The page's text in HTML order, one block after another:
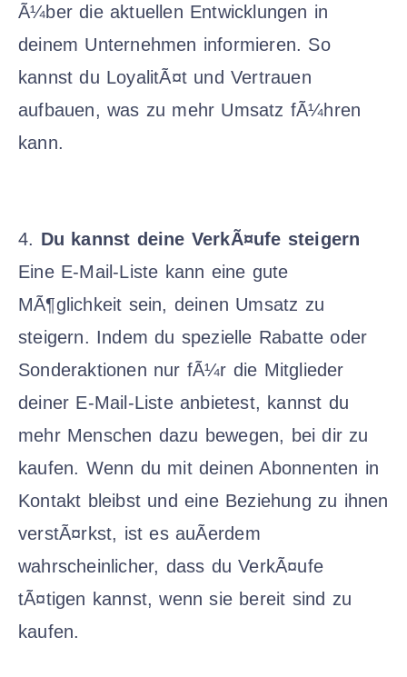
Ã¼ber die aktuellen Entwicklungen in
deinem Unternehmen informieren. So
kannst du LoyalitÃ¤t und Vertrauen
aufbauen, was zu mehr Umsatz fÃ¼hren
kann.
4. Du kannst deine VerkÃ¤ufe steigern
Eine E-Mail-Liste kann eine gute
MÃ¶glichkeit sein, deinen Umsatz zu
steigern. Indem du spezielle Rabatte oder
Sonderaktionen nur fÃ¼r die Mitglieder
deiner E-Mail-Liste anbietest, kannst du
mehr Menschen dazu bewegen, bei dir zu
kaufen. Wenn du mit deinen Abonnenten in
Kontakt bleibst und eine Beziehung zu ihnen
verstÃ¤rkst, ist es auÃerdem
wahrscheinlicher, dass du VerkÃ¤ufe
tÃ¤tigen kannst, wenn sie bereit sind zu
kaufen.